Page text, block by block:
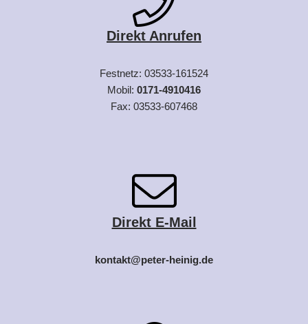
Direkt Anrufen
Festnetz: 03533-161524
Mobil: 0171-4910416
Fax: 03533-607468
Direkt E-Mail
kontakt@peter-heinig.de